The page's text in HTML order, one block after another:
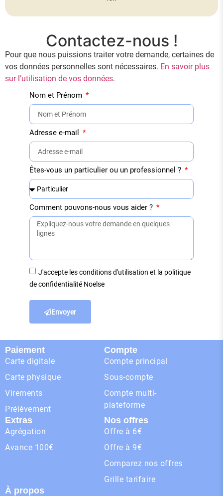
Contactez-nous !
Pour que nous puissions traiter votre demande, certaines de
vos données personnelles sont nécessaires. En savoir plus
sur l’utilisation de vos données.
Nom et Prénom
Adresse e-mail
Êtes-vous un particulier ou un professionnel ?
Comment pouvons-nous vous aider ?
J'accepte les conditions d'utilisation et la politique
de confidentialité Noelse
Envoyer
Paiement
Carte digitale
Carte physique
Virements
Prélèvement
Compte
Compte principal
Sous-compte
Compte multi-
plateforme
Extras
Agrégation
Avance 100€
Nos offres
Offre à 6€
Offre à 9€
Comparez nos offres
Grille tarifaire
À propos